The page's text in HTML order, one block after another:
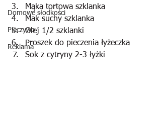
Domowe słodkości
Pieczywo
Reklama
Mąka tortowa szklanka
Mak suchy szklanka
Olej 1/2 szklanki
Proszek do pieczenia łyżeczka
Sok z cytryny 2-3 łyżki